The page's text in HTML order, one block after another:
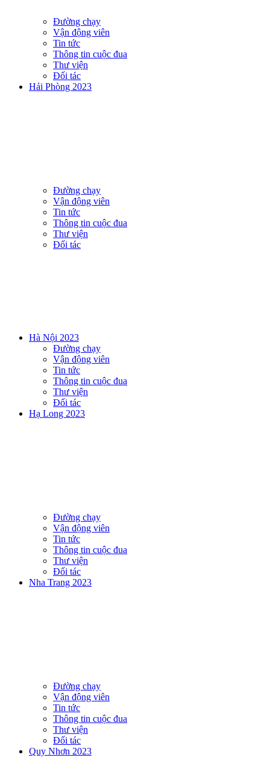
Đường chạy
Vận động viên
Tin tức
Thông tin cuộc đua
Thư viện
Đối tác
Hải Phòng 2023
Đường chạy
Vận động viên
Tin tức
Thông tin cuộc đua
Thư viện
Đối tác
Hà Nội 2023
Đường chạy
Vận động viên
Tin tức
Thông tin cuộc đua
Thư viện
Đối tác
Hạ Long 2023
Đường chạy
Vận động viên
Tin tức
Thông tin cuộc đua
Thư viện
Đối tác
Nha Trang 2023
Đường chạy
Vận động viên
Tin tức
Thông tin cuộc đua
Thư viện
Đối tác
Quy Nhơn 2023